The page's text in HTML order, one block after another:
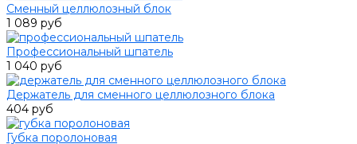
Сменный целлюлозный блок
1 089 руб
Профессиональный шпатель
1 040 руб
Держатель для сменного целлюлозного блока
404 руб
Губка поролоновая